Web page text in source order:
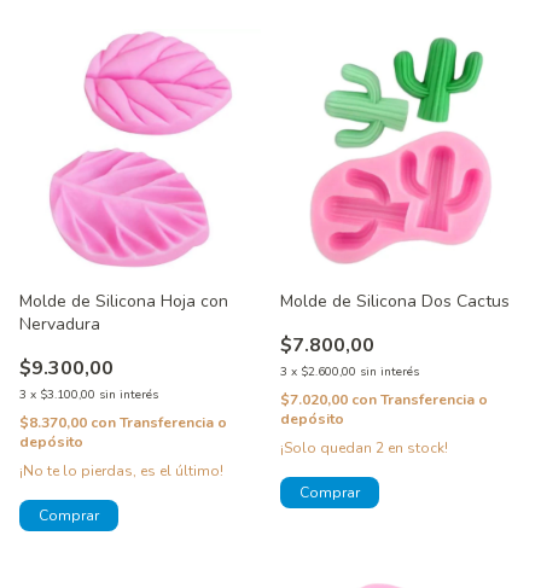
Molde de Silicona Hoja con
Nervadura
$9.300,00
3 x $3.100,00 sin interés
$8.370,00 conTransferencia o
depósito
¡No te lo pierdas, es el último!
Molde de Silicona Dos Cactus
$7.800,00
3 x $2.600,00 sin interés
$7.020,00 conTransferencia o
depósito
¡Solo quedan 2 en stock!